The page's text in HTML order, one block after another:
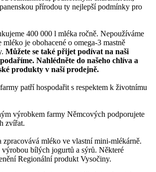
přírodou ty nejlepší podmínky pro
400 000 l mléka ročně. Nepoužíváme
je obohacené o omega-3 mastně
Můžete se také přijet podívat na naši
Nahlédněte do našeho chlíva a
produkty v naší prodejně.
patří hospodařit s respektem k životnímu
výrobkem farmy Němcových podporujete
zvířat.
zpracovává mléko ve vlastní mini-mlékárně.
výrobou bílých jogurtů a sýrů. Některé
Regionální produkt Vysočiny.